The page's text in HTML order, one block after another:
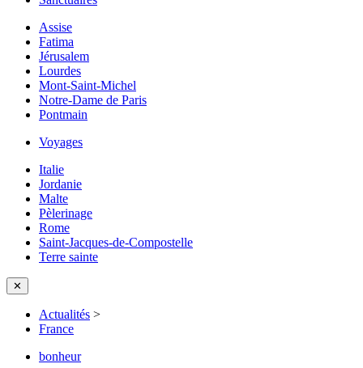
Assise
Fatima
Jérusalem
Lourdes
Mont-Saint-Michel
Notre-Dame de Paris
Pontmain
Voyages
Italie
Jordanie
Malte
Pèlerinage
Rome
Saint-Jacques-de-Compostelle
Terre sainte
✕
Actualités >
France
bonheur